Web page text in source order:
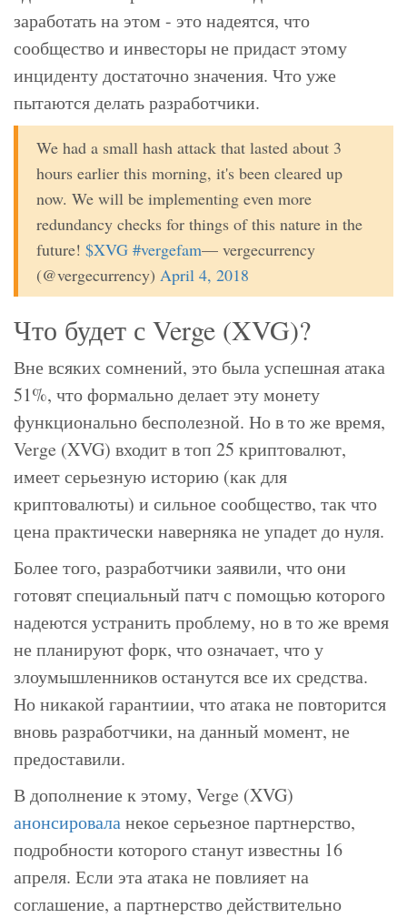
заработать на этом - это надеятся, что
сообщество и инвесторы не придаст этому
инциденту достаточно значения. Что уже
пытаются делать разработчики.
We had a small hash attack that lasted about 3
hours earlier this morning, it's been cleared up
now. We will be implementing even more
redundancy checks for things of this nature in the
future! $XVG #vergefam— vergecurrency
(@vergecurrency) April 4, 2018
Что будет с Verge (XVG)?
Вне всяких сомнений, это была успешная атака
51%, что формально делает эту монету
функционально бесполезной. Но в то же время,
Verge (XVG) входит в топ 25 криптовалют,
имеет серьезную историю (как для
криптовалюты) и сильное сообщество, так что
цена практически наверняка не упадет до нуля.
Более того, разработчики заявили, что они
готовят специальный патч с помощью которого
надеются устранить проблему, но в то же время
не планируют форк, что означает, что у
злоумышленников останутся все их средства.
Но никакой гарантиии, что атака не повторится
вновь разработчики, на данный момент, не
предоставили.
В дополнение к этому, Verge (XVG)
анонсироваланекое серьезное партнерство,
подробности которого станут известны 16
апреля. Если эта атака не повлияет на
соглашение, а партнерство действительно